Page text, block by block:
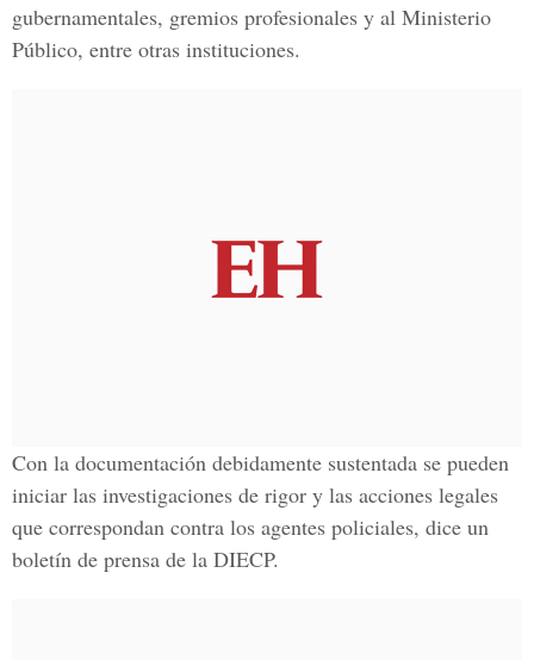
gubernamentales, gremios profesionales y al Ministerio
Público, entre otras instituciones.
Con la documentación debidamente sustentada se pueden
iniciar las investigaciones de rigor y las acciones legales
que correspondan contra los agentes policiales, dice un
boletín de prensa de la DIECP.